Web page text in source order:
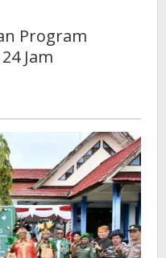
Program
Jam